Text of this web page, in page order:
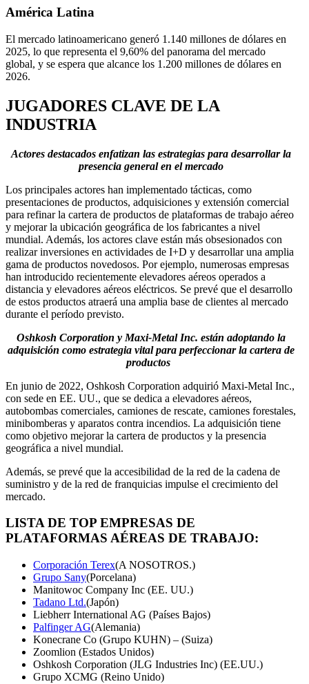
América Latina
El mercado latinoamericano generó 1.140 millones de dólares en
2025, lo que representa el 9,60% del panorama del mercado
global, y se espera que alcance los 1.200 millones de dólares en
2026.
JUGADORES CLAVE DE LA
INDUSTRIA
Actores destacados enfatizan las estrategias para desarrollar la
presencia general en el mercado
Los principales actores han implementado tácticas, como
presentaciones de productos, adquisiciones y extensión comercial
para refinar la cartera de productos de plataformas de trabajo aéreo
y mejorar la ubicación geográfica de los fabricantes a nivel
mundial. Además, los actores clave están más obsesionados con
realizar inversiones en actividades de I+D y desarrollar una amplia
gama de productos novedosos. Por ejemplo, numerosas empresas
han introducido recientemente elevadores aéreos operados a
distancia y elevadores aéreos eléctricos. Se prevé que el desarrollo
de estos productos atraerá una amplia base de clientes al mercado
durante el período previsto.
Oshkosh Corporation y Maxi-Metal Inc. están adoptando la
adquisición como estrategia vital para perfeccionar la cartera de
productos
En junio de 2022, Oshkosh Corporation adquirió Maxi-Metal Inc.,
con sede en EE. UU., que se dedica a elevadores aéreos,
autobombas comerciales, camiones de rescate, camiones forestales,
minibomberas y aparatos contra incendios. La adquisición tiene
como objetivo mejorar la cartera de productos y la presencia
geográfica a nivel mundial.
Además, se prevé que la accesibilidad de la red de la cadena de
suministro y de la red de franquicias impulse el crecimiento del
mercado.
LISTA DE TOP EMPRESAS DE
PLATAFORMAS AÉREAS DE TRABAJO:
Corporación Terex(A NOSOTROS.)
Grupo Sany(Porcelana)
Manitowoc Company Inc (EE. UU.)
Tadano Ltd.(Japón)
Liebherr International AG (Países Bajos)
Palfinger AG(Alemania)
Konecrane Co (Grupo KUHN) – (Suiza)
Zoomlion (Estados Unidos)
Oshkosh Corporation (JLG Industries Inc) (EE.UU.)
Grupo XCMG (Reino Unido)